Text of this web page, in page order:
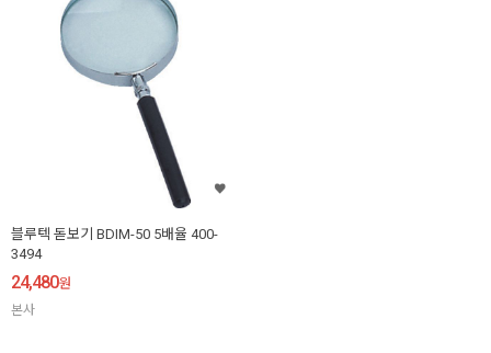
블루텍 돋보기 BDIM-50 5배율 400-
3494
24,480원
본사